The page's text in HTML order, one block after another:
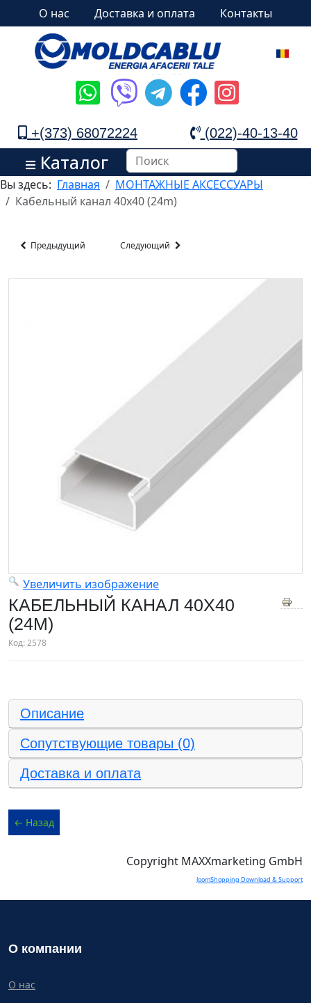
О нас Доставка и оплата Контакты
+(373) 68072224 (022)-40-13-40
Каталог
Вы здесь: Главная
МОНТАЖНЫЕ АКСЕССУАРЫ
Кабельный канал 40x40 (24m)
Предыдущий Следующий
Увеличить изображение
КАБЕЛЬНЫЙ КАНАЛ 40X40
(24M)
Код:2578
Описание
Сопутствующие товары (0)
Доставка и оплата
Copyright MAXXmarketing GmbH
JoomShopping Download & Support
О компании
О нас